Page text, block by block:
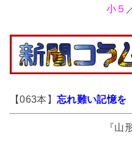
小５
【063本】 忘れ難い記憶を
『山